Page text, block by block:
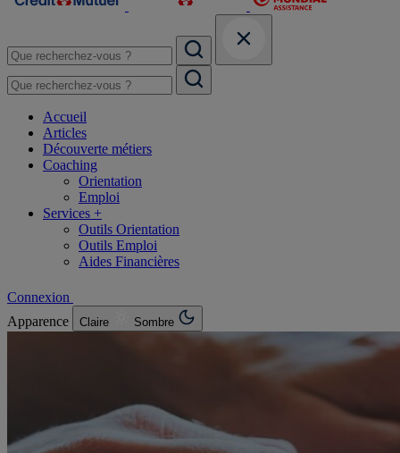
Accueil
Articles
Découverte métiers
Coaching
Orientation
Emploi
Services +
Outils Orientation
Outils Emploi
Aides Financières
Connexion
Apparence
Claire Sombre